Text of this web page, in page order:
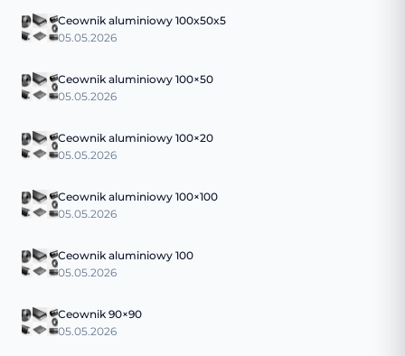
Ceownik aluminiowy 100x50x5
05.05.2026
Ceownik aluminiowy 100×50
05.05.2026
Ceownik aluminiowy 100×20
05.05.2026
Ceownik aluminiowy 100×100
05.05.2026
Ceownik aluminiowy 100
05.05.2026
Ceownik 90×90
05.05.2026